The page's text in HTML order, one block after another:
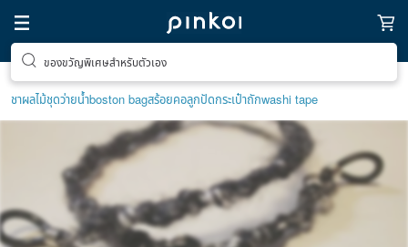
ของขวัญพิเศษสำหรับตัวเอง
ชาผลไม้ชุดว่ายน้ำboston bagสร้อยคอลูกปัดกระเป๋าถักwashi tape